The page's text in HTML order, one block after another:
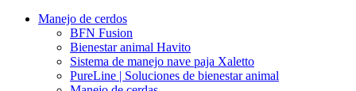
Manejo de cerdos
BFN Fusion
Bienestar animal Havito
Sistema de manejo nave paja Xaletto
PureLine | Soluciones de bienestar animal